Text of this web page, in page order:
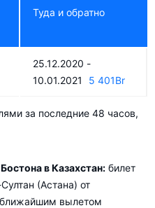
от количества дней,
на самолёт Бостон –
из Бостон –
пожелания и финансовые
Туда и обратно
25.12.2020 -
10.01.2021
5 401Br
в Казахстан: билет
(Астана) от